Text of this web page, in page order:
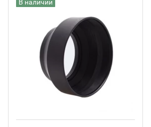
для объектива
f/2.8 L IS II USM, белая (ET-87)
Рейтинг:
В наличии